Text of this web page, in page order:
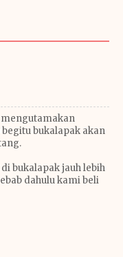
bukalapak akan
bukalapak jauh lebih
dahulu kami beli